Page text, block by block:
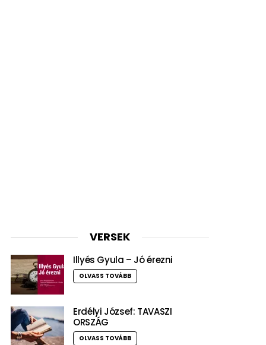
VERSEK
Illyés Gyula – Jó érezni
OLVASS TOVÁBB
Erdélyi József: TAVASZI
ORSZÁG
OLVASS TOVÁBB